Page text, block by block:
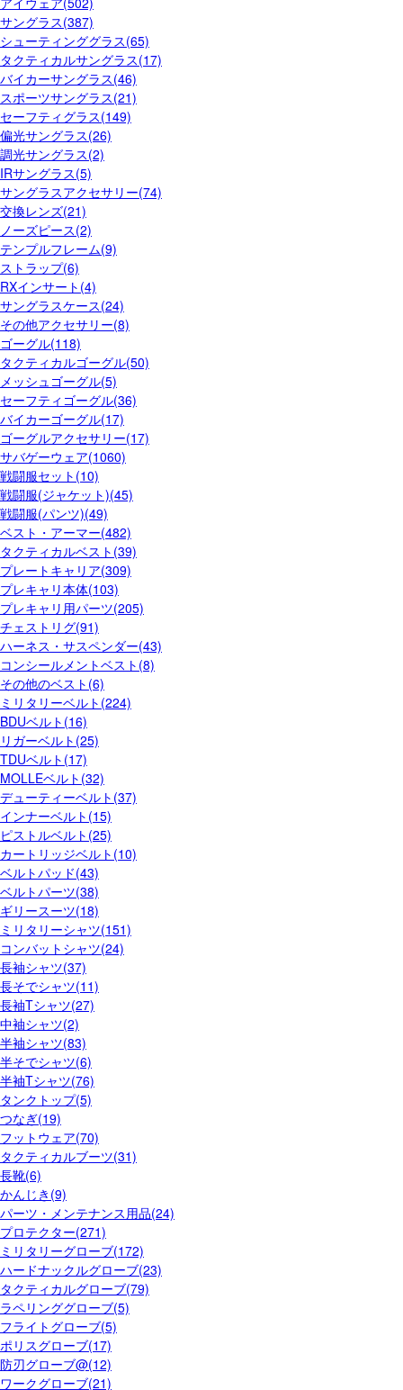
サングラス(387)
シューティンググラス(65)
タクティカルサングラス(17)
バイカーサングラス(46)
スポーツサングラス(21)
セーフティグラス(149)
偏光サングラス(26)
調光サングラス(2)
IRサングラス(5)
サングラスアクセサリー(74)
交換レンズ(21)
ノーズピース(2)
テンプルフレーム(9)
ストラップ(6)
RXインサート(4)
サングラスケース(24)
その他アクセサリー(8)
ゴーグル(118)
タクティカルゴーグル(50)
メッシュゴーグル(5)
セーフティゴーグル(36)
バイカーゴーグル(17)
ゴーグルアクセサリー(17)
サバゲーウェア(1060)
戦闘服セット(10)
戦闘服(ジャケット)(45)
戦闘服(パンツ)(49)
ベスト・アーマー(482)
タクティカルベスト(39)
プレートキャリア(309)
プレキャリ本体(103)
プレキャリ用パーツ(205)
チェストリグ(91)
ハーネス・サスペンダー(43)
コンシールメントベスト(8)
その他のベスト(6)
ミリタリーベルト(224)
BDUベルト(16)
リガーベルト(25)
TDUベルト(17)
MOLLEベルト(32)
デューティーベルト(37)
インナーベルト(15)
ピストルベルト(25)
カートリッジベルト(10)
ベルトパッド(43)
ベルトパーツ(38)
ギリースーツ(18)
ミリタリーシャツ(151)
コンバットシャツ(24)
長袖シャツ(37)
長そでシャツ(11)
長袖Tシャツ(27)
中袖シャツ(2)
半袖シャツ(83)
半そでシャツ(6)
半袖Tシャツ(76)
タンクトップ(5)
つなぎ(19)
フットウェア(70)
タクティカルブーツ(31)
長靴(6)
かんじき(9)
パーツ・メンテナンス用品(24)
プロテクター(271)
ミリタリーグローブ(172)
ハードナックルグローブ(23)
タクティカルグローブ(79)
ラペリンググローブ(5)
フライトグローブ(5)
ポリスグローブ(17)
防刃グローブ@(12)
ワークグローブ(21)